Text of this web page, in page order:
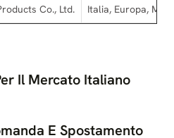
Co., Ltd. Italia, Europa,
Il Mercato Italiano
E Spostamento